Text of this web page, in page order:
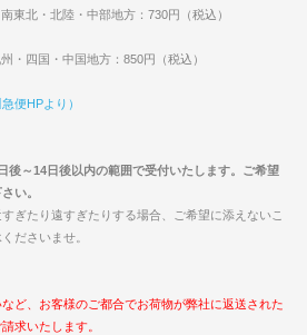
東北・北陸・中部地方：730円（税込）
・四国・中国地方：850円（税込）
便HPより）
後～14日後以内の範囲で受付いたします。ご希望
い。
ぎたり遠すぎたりする場合、ご希望に添えないこ
ださいませ。
ど、お客様のご都合でお荷物が弊社に返送された
求いたします。